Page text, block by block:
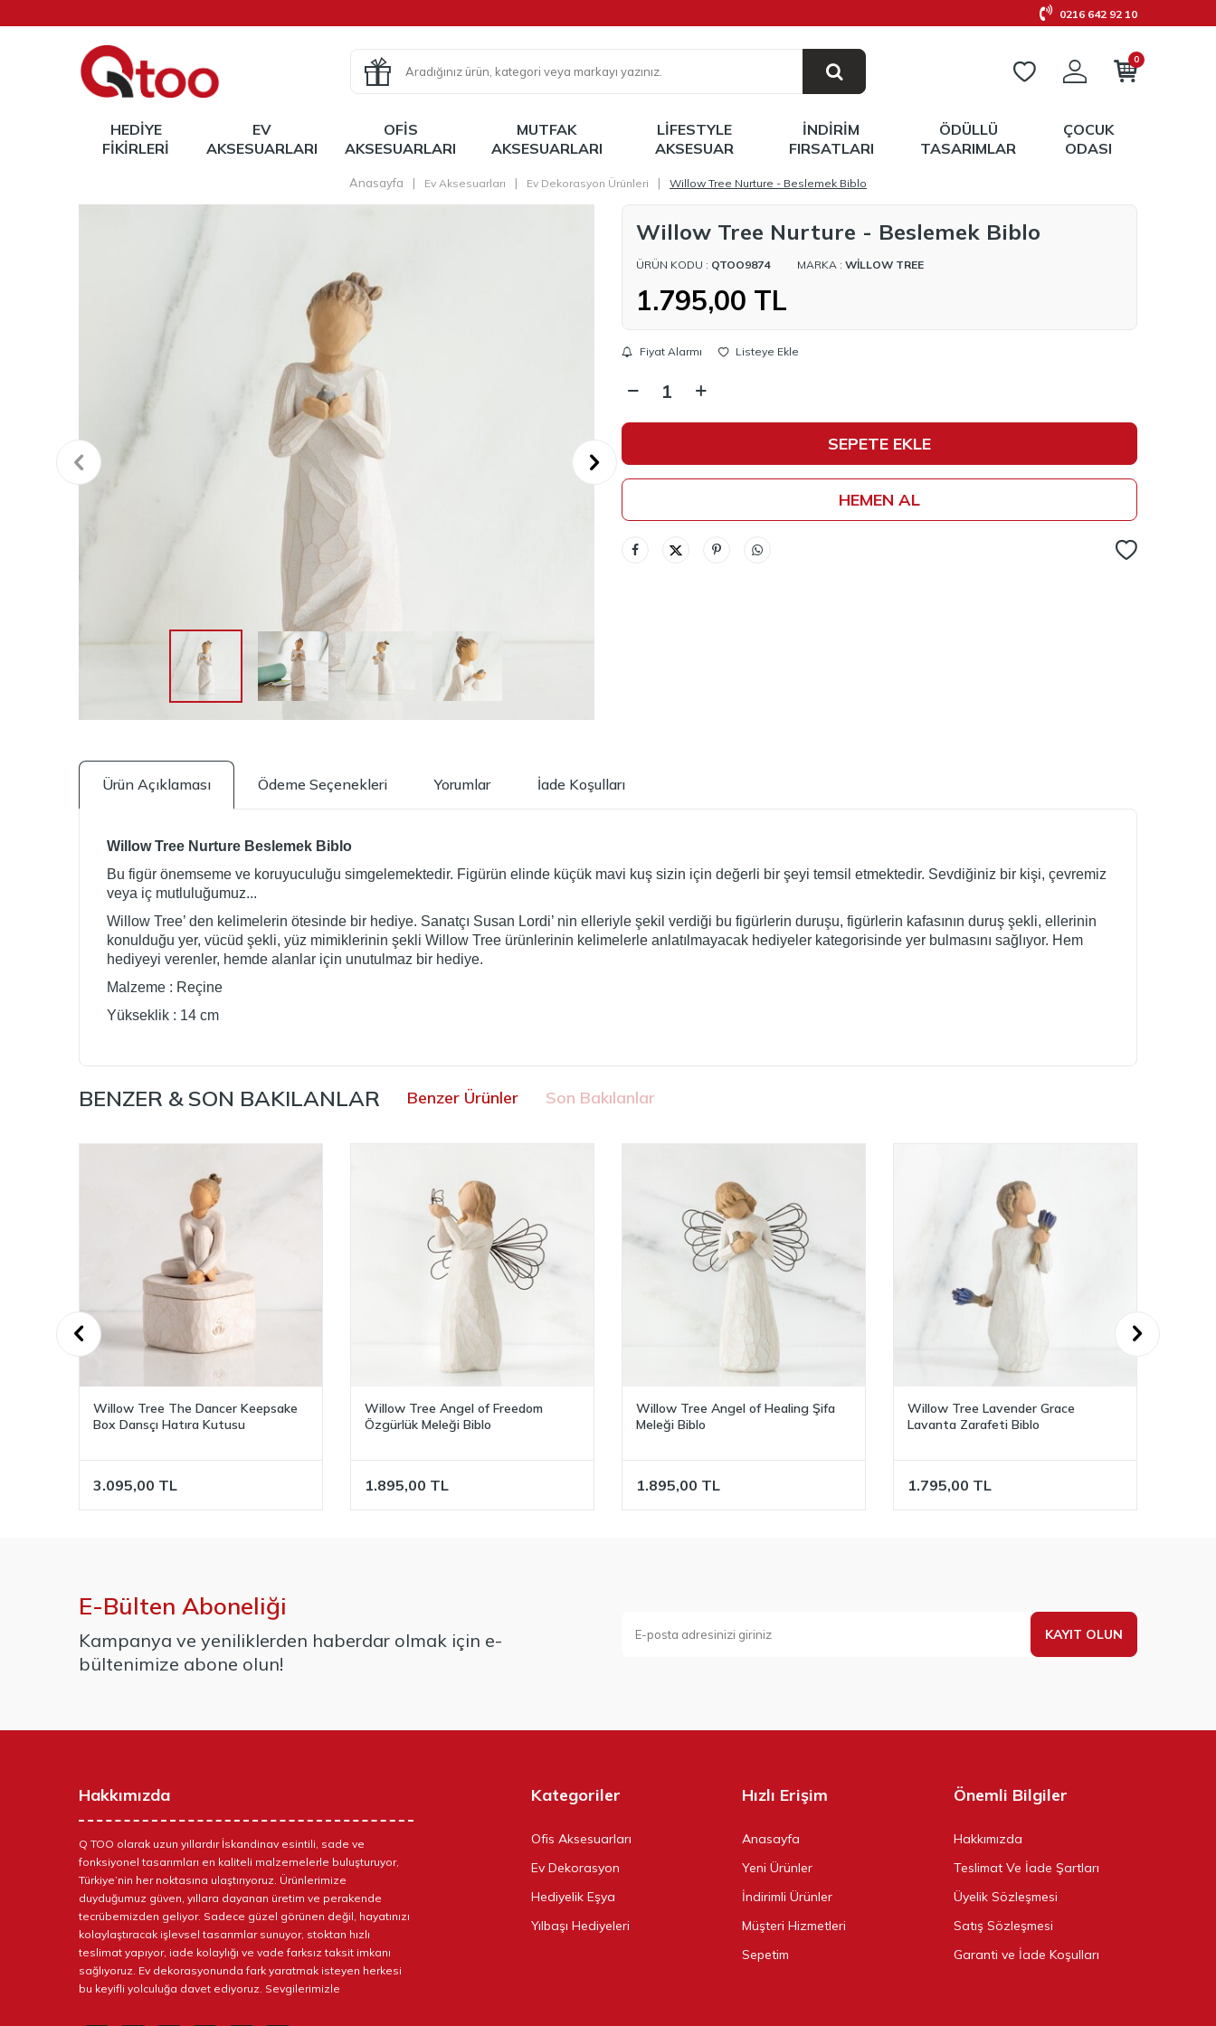
0216 642 92 10
0
HEDIYE
FIKIRLERI
EV
AKSESUARLARI
OFIS
AKSESUARLARI
MUTFAK
AKSESUARLARI
LIFESTYLE
AKSESUAR
İNDIRIM
FIRSATLARI
ÖDÜLLÜ
TASARIMLAR
ÇOCUK
ODASI
Anasayfa | Ev Aksesuarları | Ev Dekorasyon Ürünleri | Willow Tree Nurture - Beslemek Biblo
Willow Tree Nurture - Beslemek Biblo
ÜRÜN KODU : QTOO9874 MARKA : WILLOW TREE
1.795,00 TL
Fiyat Alarmı Listeye Ekle
SEPETE EKLE
HEMEN AL
Ürün Açıklaması Ödeme Seçenekleri Yorumlar İade Koşulları
Willow Tree Nurture Beslemek Biblo
Bu figür önemseme ve koruyuculuğu simgelemektedir. Figürün elinde küçük mavi kuş sizin için değerli bir şeyi temsil etmektedir. Sevdiğiniz bir kişi, çevremiz
veya iç mutluluğumuz...
Willow Tree’ den kelimelerin ötesinde bir hediye. Sanatçı Susan Lordi’ nin elleriyle şekil verdiği bu figürlerin duruşu, figürlerin kafasının duruş şekli, ellerinin
konulduğu yer, vücüd şekli, yüz mimiklerinin şekli Willow Tree ürünlerinin kelimelerle anlatılmayacak hediyeler kategorisinde yer bulmasını sağlıyor. Hem
hediyeyi verenler, hemde alanlar için unutulmaz bir hediye.
Malzeme : Reçine
Yükseklik : 14 cm
BENZER & SON BAKILANLAR Benzer Ürünler Son Bakılanlar
Willow Tree Angel of Freedom
Özgürlük Meleği Biblo
1.895,00 TL
Willow Tree Angel of Healing Şifa
Meleği Biblo
1.895,00 TL
Willow Tree Lavender Grace
Lavanta Zarafeti Biblo
1.795,00 TL
Willow Tree The Quilt - Yorgan
Biblo
2.995,00 TL
E-Bülten Aboneliği
Kampanya ve yeniliklerden haberdar olmak için e-
bültenimize abone olun!
KAYIT OLUN
Hakkımızda
Q TOO olarak uzun yıllardır İskandinav esintili, sade ve
fonksiyonel tasarımları en kaliteli malzemelerle buluşturuyor,
Türkiye’nin her noktasına ulaştırıyoruz. Ürünlerimize
duyduğumuz güven, yıllara dayanan üretim ve perakende
tecrübemizden geliyor. Sadece güzel görünen değil, hayatınızı
kolaylaştıracak işlevsel tasarımlar sunuyor, stoktan hızlı
teslimat yapıyor, iade kolaylığı ve vade farksız taksit imkanı
sağlıyoruz. Ev dekorasyonunda fark yaratmak isteyen herkesi
bu keyifli yolculuğa davet ediyoruz. Sevgilerimizle
Kategoriler
Ofis Aksesuarları
Ev Dekorasyon
Hediyelik Eşya
Yılbaşı Hediyeleri
Hızlı Erişim
Anasayfa
Yeni Ürünler
İndirimli Ürünler
Müşteri Hizmetleri
Sepetim
Önemli Bilgiler
Hakkımızda
Teslimat Ve İade Şartları
Üyelik Sözleşmesi
Satış Sözleşmesi
Garanti ve İade Koşulları